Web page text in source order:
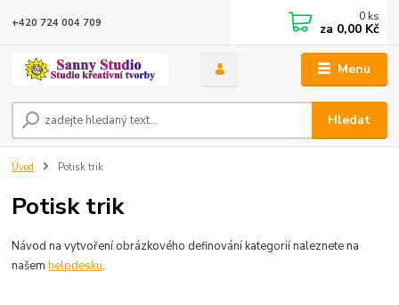
Menu
Hledat
+420 724 004 709 0 ks
za 0,00 Kč
Úvod Potisk trik
Potisk trik
Návod na vytvoření obrázkového definování kategorií naleznete na
našemhelpdesku.